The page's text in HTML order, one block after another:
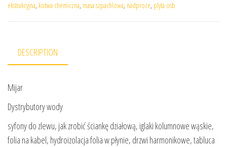
ekstrakcyjna, kotwa chemiczna, masa szpachlowa, nadproze, plyta osb
DESCRIPTION
Mijar
Dystrybutory wody
syfony do zlewu, jak zrobić ściankę działową, iglaki kolumnowe wąskie,
folia na kabel, hydroizolacja folia w płynie, drzwi harmonikowe, tabluca